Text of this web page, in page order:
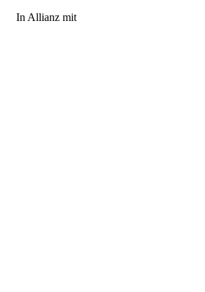
In Allianz mit